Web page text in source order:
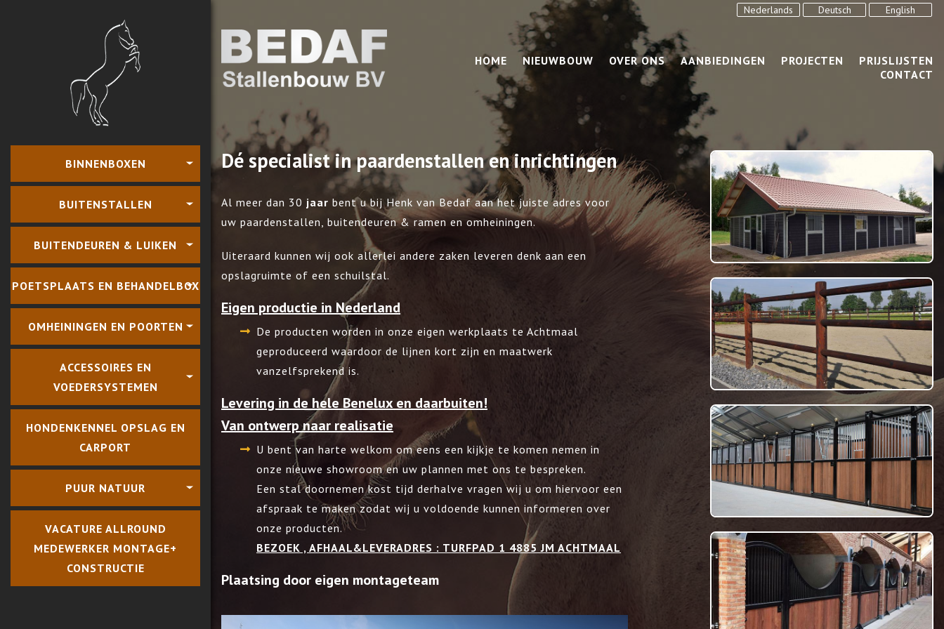
BINNENBOXEN
BUITENSTALLEN
BUITENDEUREN & LUIKEN
POETSPLAATS EN BEHANDELBOX
OMHEININGEN EN POORTEN
ACCESSOIRES EN
VOEDERSYSTEMEN
HONDENKENNEL OPSLAG EN
CARPORT
PUUR NATUUR
VACATURE ALLROUND
MEDEWERKER MONTAGE+
CONSTRUCTIE
Nederlands Deutsch English
HOME NIEUWBOUW OVER ONS AANBIEDINGEN PROJECTEN
PRIJSLIJSTEN
CONTACT
Dé specialist in paardenstallen en inrichtingen
Al meer dan 30 jaar bent u bij Henk van Bedaf aan het juiste adres voor
uw paardenstallen, buitendeuren & ramen en omheiningen.
Uiteraard kunnen wij ook allerlei andere zaken leveren denk aan een
opslagruimte of een schuilstal.
Eigen productie in Nederland
De producten worden in onze eigen werkplaats te Achtmaal
geproduceerd waardoor de lijnen kort zijn en maatwerk
vanzelfsprekend is.
Levering in de hele Benelux en daarbuiten!
Van ontwerp naar realisatie
U bent van harte welkom om eens een kijkje te komen nemen in
onze nieuwe showroom en uw plannen met ons te bespreken.
Een stal doornemen kost tijd derhalve vragen wij u om hiervoor een
afspraak te maken zodat wij u voldoende kunnen informeren over
onze producten.
BEZOEK , AFHAAL&LEVERADRES : TURFPAD 1 4885 JM ACHTMAAL
Plaatsing door eigen montageteam